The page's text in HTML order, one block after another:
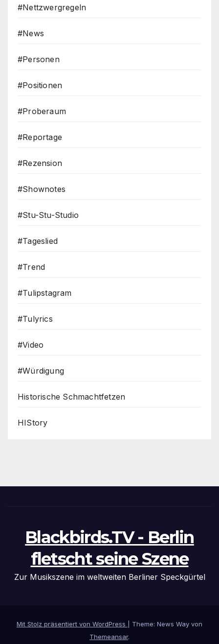
#Nettzwergregeln
#News
#Personen
#Positionen
#Proberaum
#Reportage
#Rezension
#Shownotes
#Stu-Stu-Studio
#Tageslied
#Trend
#Tulipstagram
#Tulyrics
#Video
#Würdigung
Historische Schmachtfetzen
HIStory
Blackbirds.TV - Berlin
fletscht seine Szene
Zur Musikszene im weltweiten Berliner Speckgürtel
Mit Stolz präsentiert von WordPress
Theme: News Way von
Themeansar.